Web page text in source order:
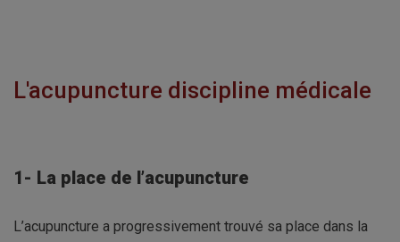
L'acupuncture discipline médicale
1- La place de l’acupuncture
L’acupuncture a progressivement trouvé sa place dans la